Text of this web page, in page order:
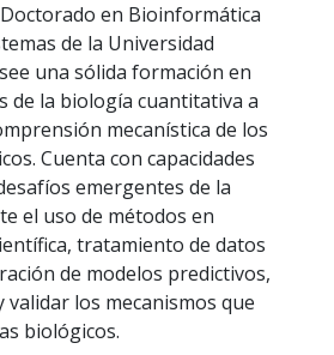
en Bioinformática
de la Universidad
una sólida formación en
de la biología cuantitativa a
mecanística de los
Cuenta con capacidades
emergentes de la
el uso de métodos en
tratamiento de datos
de modelos predictivos,
los mecanismos que
biológicos.